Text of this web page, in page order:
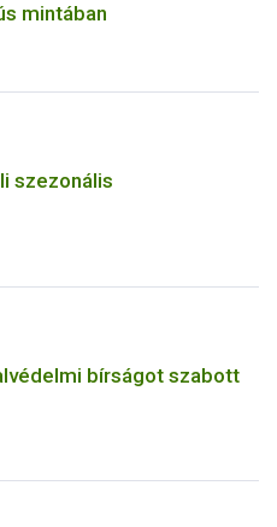
mintában
szezonális
bírságot szabott